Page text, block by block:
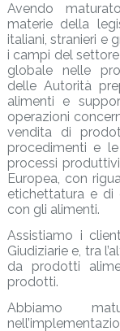
Avendo
materie della
italiani, stranieri e
i campi del
globale nelle
delle Autorità
alimenti e
operazioni
vendita di
procedimenti e
processi
Europea, con
etichettatura e di
con gli alimenti.
Assistiamo i
Giudiziarie e, tra
da prodotti
prodotti.
Abbiamo